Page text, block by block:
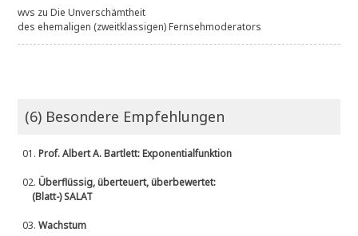
wvs zuDie Unverschämtheit
des ehemaligen (zweitklassigen) Fernsehmoderators
(6) Besondere Empfehlungen
01.Prof. Albert A. Bartlett: Exponentialfunktion
02.Überflüssig, überteuert, überbewertet:
(Blatt-) SALAT
03.Wachstum